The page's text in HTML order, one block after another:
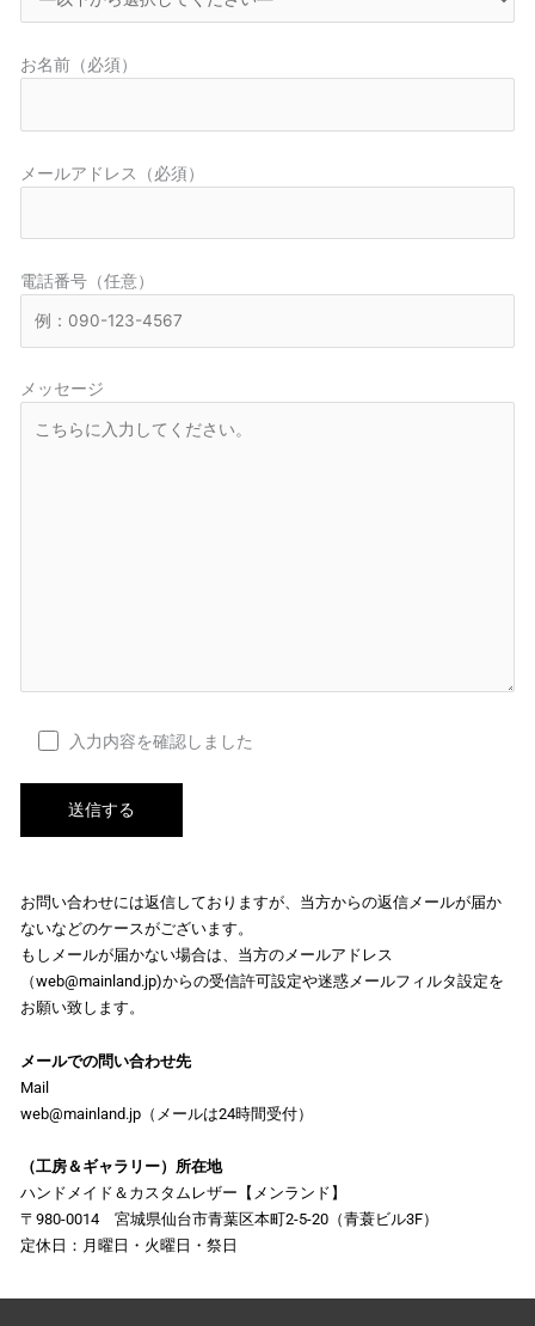
お名前（必須）
メールアドレス（必須）
電話番号（任意）
メッセージ
入力内容を確認しました
お問い合わせには返信しておりますが、当方からの返信メールが届か
ないなどのケースがございます。
もしメールが届かない場合は、当方のメールアドレス
（web@mainland.jp)からの受信許可設定や迷惑メールフィルタ設定を
お願い致します。
メールでの問い合わせ先
Mail
web@mainland.jp（メールは24時間受付）
（工房＆ギャラリー）所在地
ハンドメイド＆カスタムレザー【メンランド】
〒980-0014 宮城県仙台市青葉区本町2-5-20（青蓑ビル3F）
定休日：月曜日・火曜日・祭日